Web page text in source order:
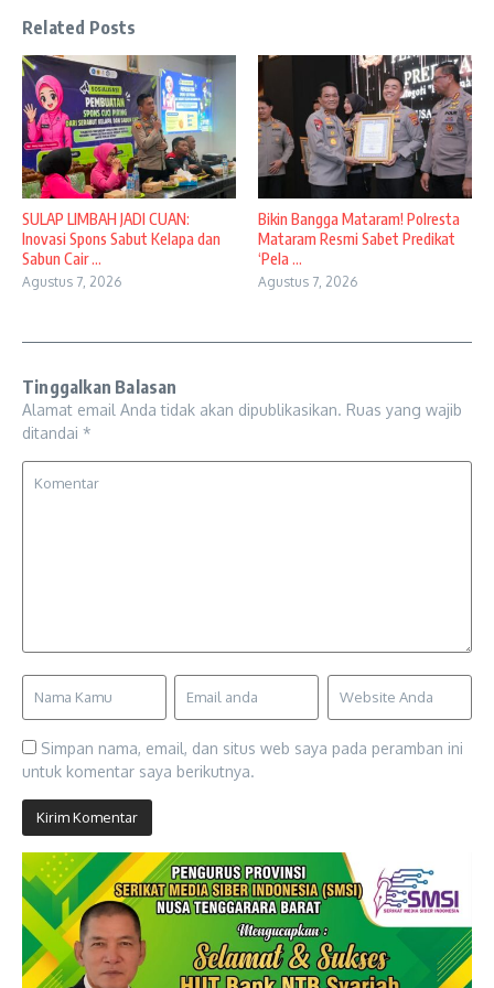
Related Posts
SULAP LIMBAH JADI CUAN:
Inovasi Spons Sabut Kelapa dan
Sabun Cair ...
Agustus 7, 2026
Bikin Bangga Mataram! Polresta
Mataram Resmi Sabet Predikat
‘Pela ...
Agustus 7, 2026
Tinggalkan Balasan
Alamat email Anda tidak akan dipublikasikan. Ruas yang wajib
ditandai *
Simpan nama, email, dan situs web saya pada peramban ini
untuk komentar saya berikutnya.